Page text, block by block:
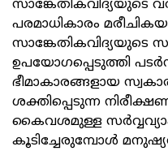
സാങ്കേതികവിദ്യയുടെ
പരമാധികാരം
സാങ്കേതികവിദ്യയുടെ
ഉപയോഗപ്പെടുത്തി
ഭീമാകാരങ്ങളായ
ശക്തിപ്പെടുന്ന
കൈവശമുള്ള
കൂടിച്ചേരുമ്പോൾ